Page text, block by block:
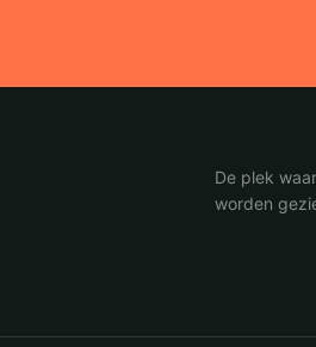
De plek
worden